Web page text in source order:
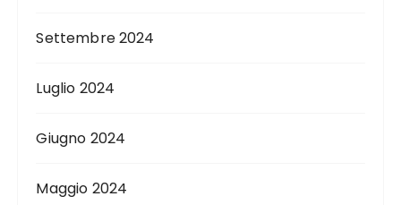
Settembre 2024
Luglio 2024
Giugno 2024
Maggio 2024